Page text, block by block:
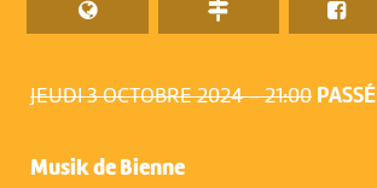
JEUDI 3 OCTOBRE 2024 – 21:00 PASSÉ
Musik de Bienne